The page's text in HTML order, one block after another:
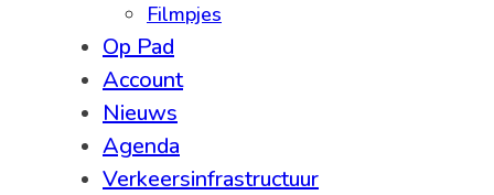
Filmpjes
Op Pad
Account
Nieuws
Agenda
Verkeersinfrastructuur